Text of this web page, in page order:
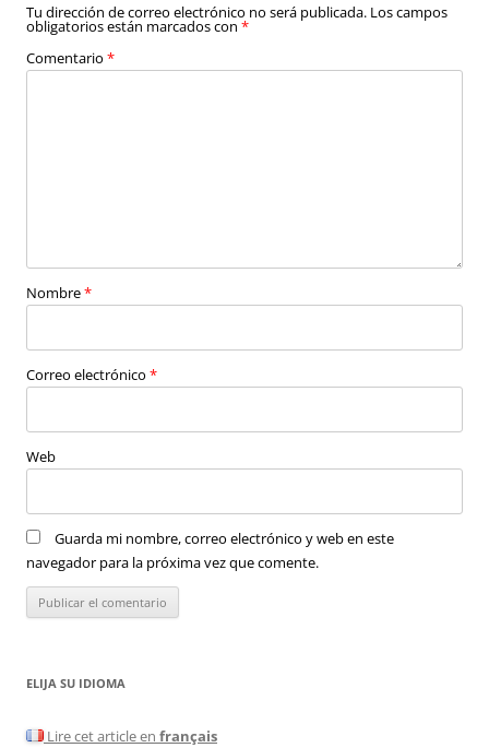
Tu dirección de correo electrónico no será publicada. Los campos
obligatorios están marcados con *
Comentario *
Nombre*
Correo electrónico *
Web
Guarda mi nombre, correo electrónico y web en este
navegador para la próxima vez que comente.
ELIJA SU IDIOMA
Lire cet article en français